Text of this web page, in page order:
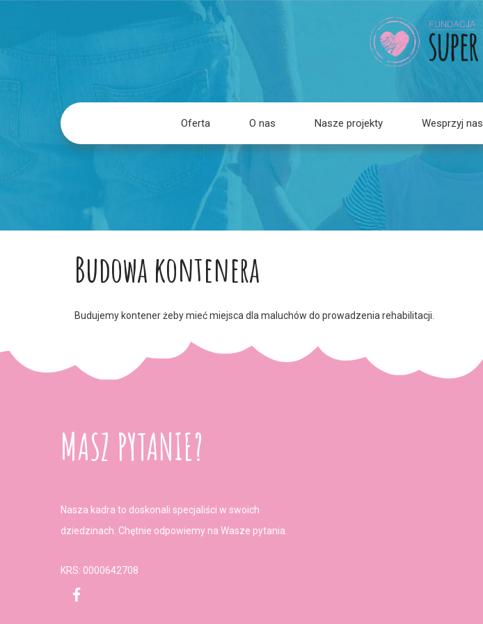
Oferta O nas Nasze projekty Wesprzyj nas
Budowa kontenera
Budujemy kontener żeby mieć miejsca dla maluchów do prowadzenia rehabilitacji.
MASZ PYTANIE?
Nasza kadra to doskonali specjaliści w swoich
dziedzinach. Chętnie odpowiemy na Wasze pytania.
KRS: 0000642708